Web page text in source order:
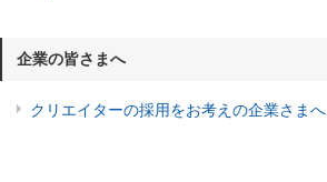
企業の皆さまへ
クリエイターの採用をお考えの企業さまへ